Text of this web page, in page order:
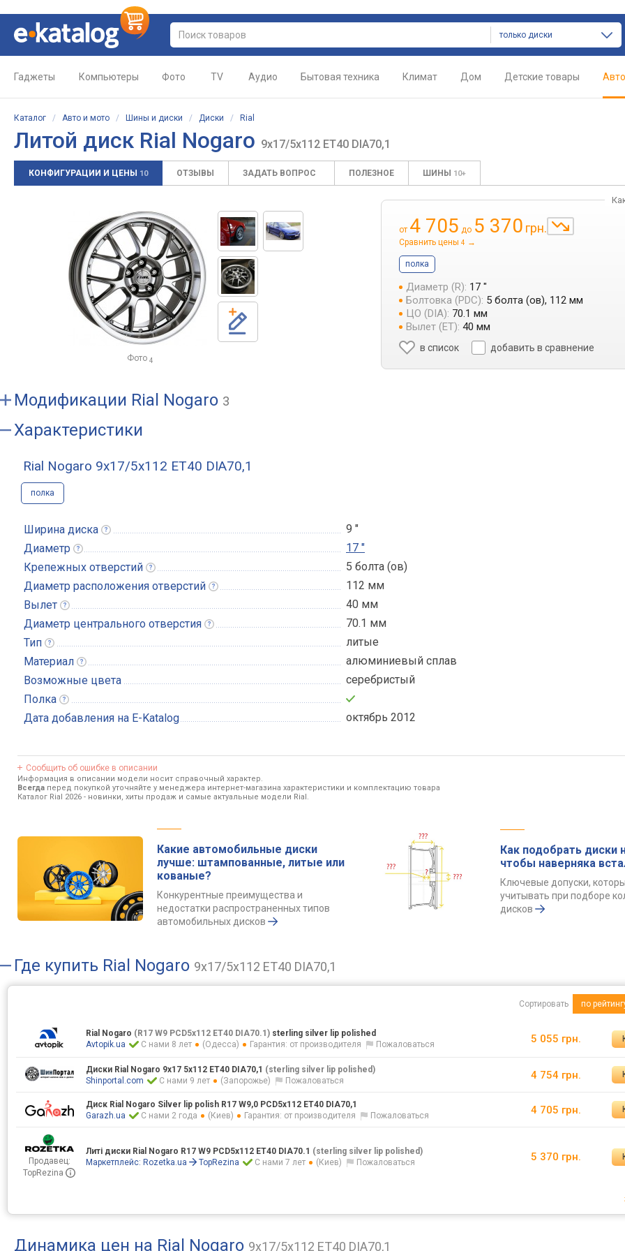
только диски
Гаджеты Компьютеры Фото TV Аудио Бытовая техника Климат Дом Детские товары Авто
Каталог / Авто и мото / Шины и диски / Диски / Rial
Литой диск Rial Nogaro 9x17/5x112 ET40 DIA70,1
КОНФИГУРАЦИИ И ЦЕНЫ 10 ОТЗЫВЫ ЗАДАТЬ ВОПРОС ПОЛЕЗНОЕ ШИНЫ 10+
Фото 4
от 4 705 до 5 370 грн.
Сравнить цены 4 →
полка
Диаметр (R): 17 "
Болтовка (PDC): 5 болта (ов), 112 мм
ЦО (DIA): 70.1 мм
Вылет (ET): 40 мм
в список добавить в сравнение
Модификации Rial Nogaro 3
Характеристики
Rial Nogaro 9x17/5x112 ET40 DIA70,1
полка
Ширина диска
9 "
Диаметр
17 "
Крепежных отверстий
5 болта (ов)
Диаметр расположения отверстий
112 мм
Вылет
40 мм
Диаметр центрального отверстия
70.1 мм
Тип
литые
Материал
алюминиевый сплав
Возможные цвета
серебристый
Полка
Дата добавления на E-Katalog
октябрь 2012
Сообщить об ошибке в описании
Информация в описании модели носит справочный характер.
Всегда перед покупкой уточняйте у менеджера интернет-магазина характеристики и комплектацию товара
Каталог Rial 2026 - новинки, хиты продаж и самые актуальные модели Rial.
Какие автомобильные диски
лучше: штампованные, литые или
кованые?
Конкурентные преимущества и
недостатки распространенных типов
автомобильных дисков
Как подобрать диски
чтобы наверняка
Ключевые допуски,
учитывать при подборе
дисков
Где купить Rial Nogaro 9x17/5x112 ET40 DIA70,1
Сортировать по
Rial Nogaro (R17 W9 PCD5x112 ET40 DIA70.1) sterling silver lip polished
Avtopik.ua
С нами 8 лет (Одесса) Гарантия: от производителя Пожаловаться 5 055 грн.
Диски Rial Nogaro 9x17 5x112 ET40 DIA70,1 (sterling silver lip polished)
Shinportal.com
С нами 9 лет (Запорожье) Пожаловаться 4 754 грн.
Диск Rial Nogaro Silver lip polish R17 W9,0 PCD5x112 ET40 DIA70,1
Garazh.ua
С нами 2 года (Киев) Гарантия: от производителя Пожаловаться 4 705 грн.
Продавец:
TopRezina
Литі диски Rial Nogaro R17 W9 PCD5x112 ET40 DIA70.1 (sterling silver lip polished)
Маркетплейс: Rozetka.ua TopRezina С нами 7 лет (Киев) Пожаловаться 5 370 грн.
Динамика цен на Rial Nogaro 9x17/5x112 ET40 DIA70,1